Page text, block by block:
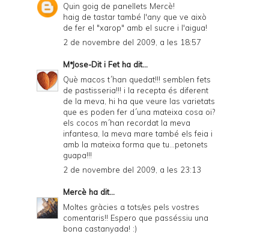
Quin goig de panellets Mercè!
haig de tastar també l'any que ve això
de fer el "xarop" amb el sucre i l'aigua!
2 de novembre del 2009, a les 18:57
MªJose-Dit i Fetha dit...
Què macos t´han quedat!!! semblen fets
de pastisseria!!! i la recepta és diferent
de la meva, hi ha que veure las varietats
que es poden fer d´una mateixa cosa oi?
els cocos m´han recordat la meva
infantesa, la meva mare també els feia i
amb la mateixa forma que tu...petonets
guapa!!!
2 de novembre del 2009, a les 23:13
Mercè ha dit...
Moltes gràcies a tots/es pels vostres
comentaris!! Espero que passéssiu una
bona castanyada! :)